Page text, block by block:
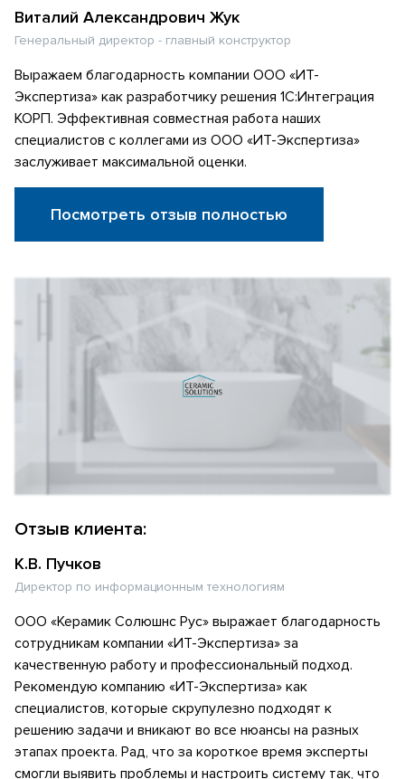
Виталий Александрович Жук
Генеральный директор - главный конструктор
Выражаем благодарность компании ООО «ИТ-
Экспертиза» как разработчику решения 1С:Интеграция
КОРП. Эффективная совместная работа наших
специалистов с коллегами из ООО «ИТ-Экспертиза»
заслуживает максимальной оценки.
Посмотреть отзыв полностью
Отзыв клиента:
К.В. Пучков
Директор по информационным технологиям
ООО «Керамик Солюшнс Рус» выражает благодарность
сотрудникам компании «ИТ-Экспертиза» за
качественную работу и профессиональный подход.
Рекомендую компанию «ИТ-Экспертиза» как
специалистов, которые скрупулезно подходят к
решению задачи и вникают во все нюансы на разных
этапах проекта. Рад, что за короткое время эксперты
смогли выявить проблемы и настроить систему так, что